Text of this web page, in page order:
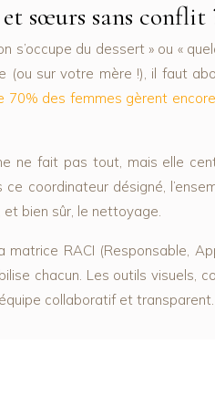
sœurs sans conflit
s’occupe du dessert » ou «
sur votre mère !), il faut
70% des femmes gèrent
ne fait pas tout, mais elle
coordinateur désigné,
bien sûr, le nettoyage.
RACI (Responsable,
chacun. Les outils
collaboratif et transparent.